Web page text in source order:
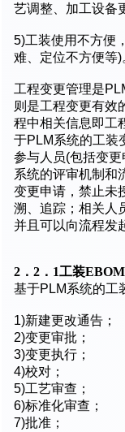
艺调整、加工设备
5)工装使用不方便
难、定位不方便等)
工程变更管理是
则是工程变更有效
程中相关信息即工
于PLM系统的工装
参与人员(包括变更
系统的评审机制和
变更申请，禁止未
溯、追踪；相关人
并且可以向流程发
2．2．1工装
基于PLM系统的工
1)新建更改通告；
2)变更审批；
3)变更执行；
4)校对；
5)工艺审查；
6)标准化审查；
7)批准；